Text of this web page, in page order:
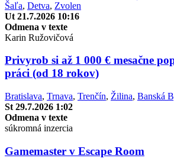
Šaľa, Detva, Zvolen
Ut 21.7.2026 10:16
Odmena v texte
Karin Ružovičová
Privyrob si až 1 000 € mesačne
práci (od 18 rokov)
Bratislava, Trnava, Trenčín, Žilina, Banská
St 29.7.2026 1:02
Odmena v texte
súkromná inzercia
Gamemaster v Escape Room